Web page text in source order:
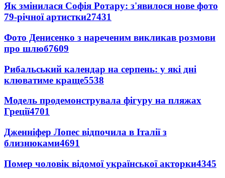
Як змінилася Софія Ротару: з'явилося нове фото
79-річної артистки27431
Фото Денисенко з нареченим викликав розмови
про шлюб7609
Рибальський календар на серпень: у які дні
клюватиме краще5538
Модель продемонструвала фігуру на пляжах
Греції4701
Дженніфер Лопес відпочила в Італії з
близнюками4691
Помер чоловік відомої української акторки4345